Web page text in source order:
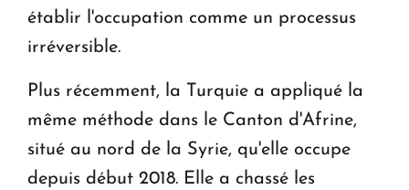
établir l'occupation comme un processus
irréversible.
Plus récemment, la Turquie a appliqué la
même méthode dans le Canton d'Afrine,
situé au nord de la Syrie, qu'elle occupe
depuis début 2018. Elle a chassé les